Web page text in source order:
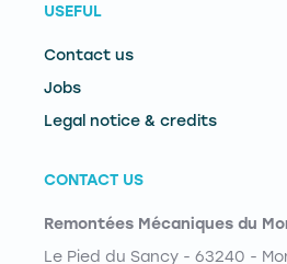
USEFUL
Contact us
Jobs
Legal notice & credits
CONTACT US
Remontées Mécaniques du
Le Pied du Sancy - 63240 -